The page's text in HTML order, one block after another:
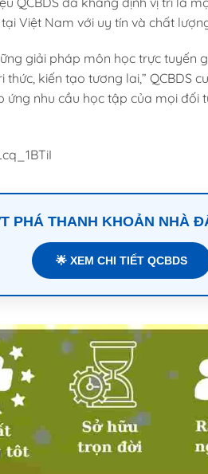
Việt Nam với uy tín và chất
giải pháp môn học trực tuyến
thức, kiến tạo tương lai,” QCBDS
ứng nhu cầu học tập của mọi
PHÁ THANH KHOẢN NHÀ
🌟 XEM CHI TIẾT QCBDS